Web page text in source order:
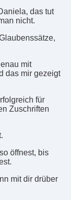
das tut
nicht.
mit
das mir gezeigt
für
Zuschriften
öffnest, bis
mit dir drüber